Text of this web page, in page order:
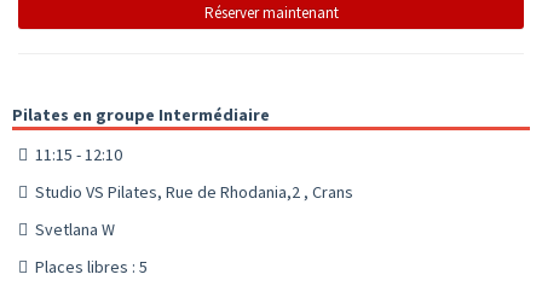
Réserver maintenant
Pilates en groupe Intermédiaire
11:15 - 12:10
Studio VS Pilates, Rue de Rhodania,2 , Crans
Svetlana W
Places libres : 5